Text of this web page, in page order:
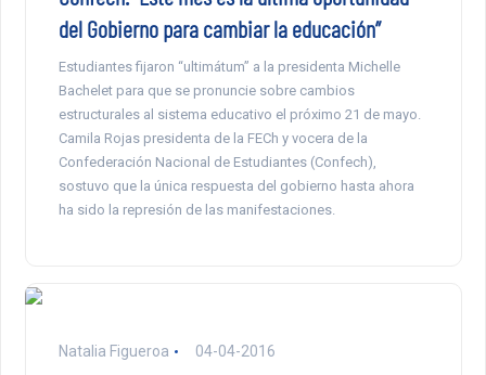
del Gobierno para cambiar la educación”
Estudiantes fijaron “ultimátum” a la presidenta Michelle
Bachelet para que se pronuncie sobre cambios
estructurales al sistema educativo el próximo 21 de mayo.
Camila Rojas presidenta de la FECh y vocera de la
Confederación Nacional de Estudiantes (Confech),
sostuvo que la única respuesta del gobierno hasta ahora
ha sido la represión de las manifestaciones.
Natalia Figueroa 04-04-2016